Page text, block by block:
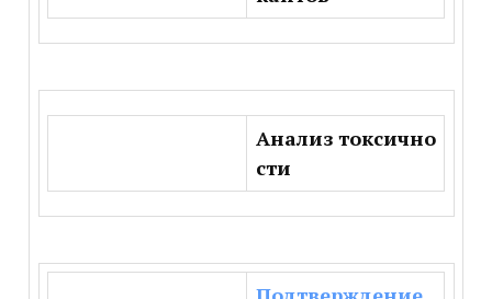
Анализ токсично
сти